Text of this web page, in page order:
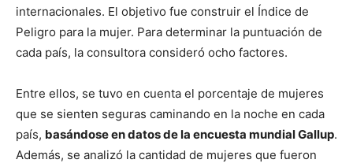
internacionales. El objetivo fue construir el Índice de
Peligro para la mujer. Para determinar la puntuación de
cada país, la consultora consideró ocho factores.
Entre ellos, se tuvo en cuenta el porcentaje de mujeres
que se sienten seguras caminando en la noche en cada
país, basándose en datos de la encuesta mundial Gallup.
Además, se analizó la cantidad de mujeres que fueron